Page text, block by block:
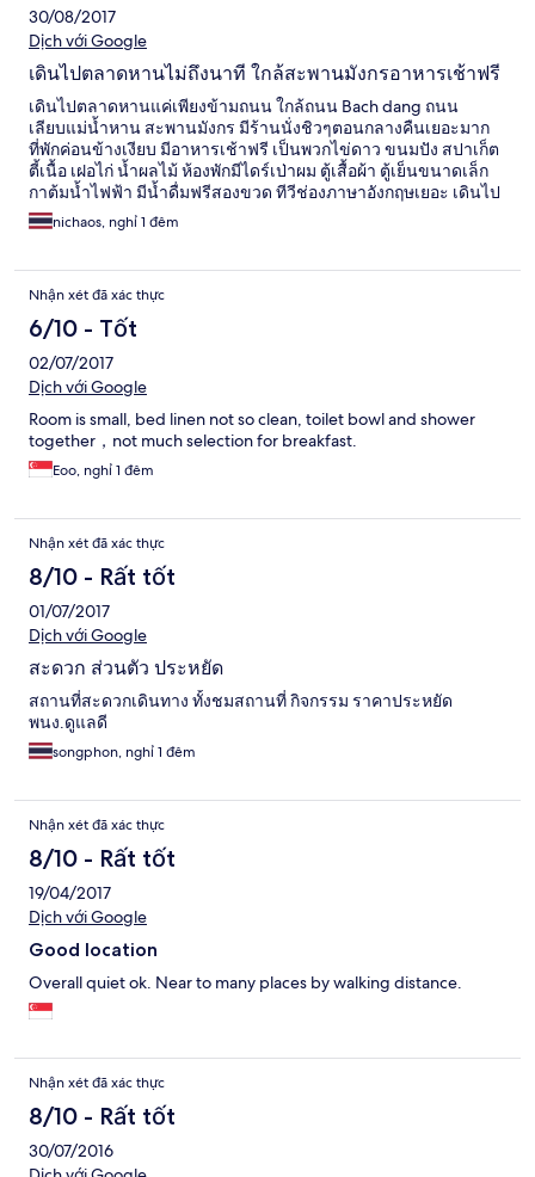
30/08/2017
Dịch với Google
เดินไปตลาดหานไม่ถึงนาที ใกล้สะพานมังกรอาหารเช้าฟรี
เดินไปตลาดหานแค่เพียงข้ามถนน ใกล้ถนน Bach dang ถนน
เลียบแม่น้ำหาน สะพานมังกร มีร้านนั่งชิวๆตอนกลางคืนเยอะมาก
ที่พักค่อนข้างเงียบ มีอาหารเช้าฟรี เป็นพวกไข่ดาว ขนมปัง สปาเก็ต
ตี้เนื้อ เฝอไก่ น้ำผลไม้ ห้องพักมีไดร์เป่าผม ตู้เสื้อผ้า ตู้เย็นขนาดเล็ก
กาต้มน้ำไฟฟ้า มีน้ำดื่มฟรีสองขวด ทีวีช่องภาษาอังกฤษเยอะ เดินไป
โบสถ์ดานังประมาณ 5 นาที นั่งแท๊กซี่สีเขียวยี่ห้อMALINH ไปสนาม
บินไม่เกิน 10 นาทีก็ถึง ค่าแท๊กซี่ประมาณ 55,000 ด่อง(80 บาท)
ธรรมเนียมรถเข้าสนามบิน ถ้ามาจากเมืองฮอยอันโดยรถเมล์สี
เหลือง ให้ลงรถที่ตลาดหาน (han market) ตลาดนี้ขายเสื้อที่ระลึกถูก
5 หมื่นด่องเท่านั้น (ต้องถามราคาก่อนซื้อ บางร้านเสื้อลายเดียวกันก็
ขาย7-8หมื่นด่อง)ข้างๆที่พัก ถัดไปทางขวาถ้าหันหลังให้ที่พัก
ประมาณ 3-4 ตึก จะมีร้านแหนมเนืองหมู ราคาถูก รสชาติโอเค คิด
ค่าแหนมเนืองเป็นไม้ ไม้ละ 6,000 ด่อง (9บาท) มีผักน้ำจิ้มและแป้ง
nichaos, nghỉ 1 đêm
Nhận xét đã xác thực
6/10 - Tốt
02/07/2017
Dịch với Google
Room is small, bed linen not so clean, toilet bowl and shower
together，not much selection for breakfast.
Eoo, nghỉ 1 đêm
Nhận xét đã xác thực
8/10 - Rất tốt
01/07/2017
Dịch với Google
สะดวก ส่วนตัว ประหยัด
สถานที่สะดวกเดินทาง ทั้งชมสถานที่ กิจกรรม ราคาประหยัด
พนง.ดูแลดี
songphon, nghỉ 1 đêm
Nhận xét đã xác thực
8/10 - Rất tốt
19/04/2017
Dịch với Google
Good location
Overall quiet ok. Near to many places by walking distance.
Nhận xét đã xác thực
8/10 - Rất tốt
30/07/2016